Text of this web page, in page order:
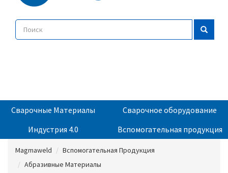
Сварочные Материалы
Сварочное оборудование
Индустрия 4.0
Вспомогательная продукция
Magmaweld
Вспомогательная Продукция
Абразивные Материалы